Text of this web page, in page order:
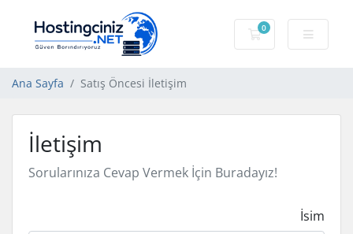
0
Sepet
Ana Sayfa Satış Öncesi İletişim
İletişim
Sorularınıza Cevap Vermek İçin Buradayız!
İsim